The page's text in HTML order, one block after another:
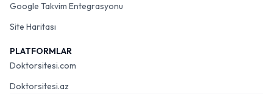
Google Takvim Entegrasyonu
Site Haritası
PLATFORMLAR
Doktorsitesi.com
Doktorsitesi.az